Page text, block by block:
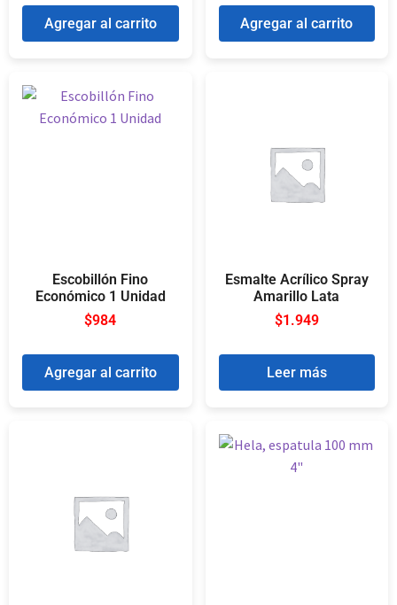
Agregar al carrito Agregar al carrito
Escobillón Fino
Económico 1 Unidad
$984
Agregar al carrito
Esmalte Acrílico Spray
Amarillo Lata
$1.949
Leer más